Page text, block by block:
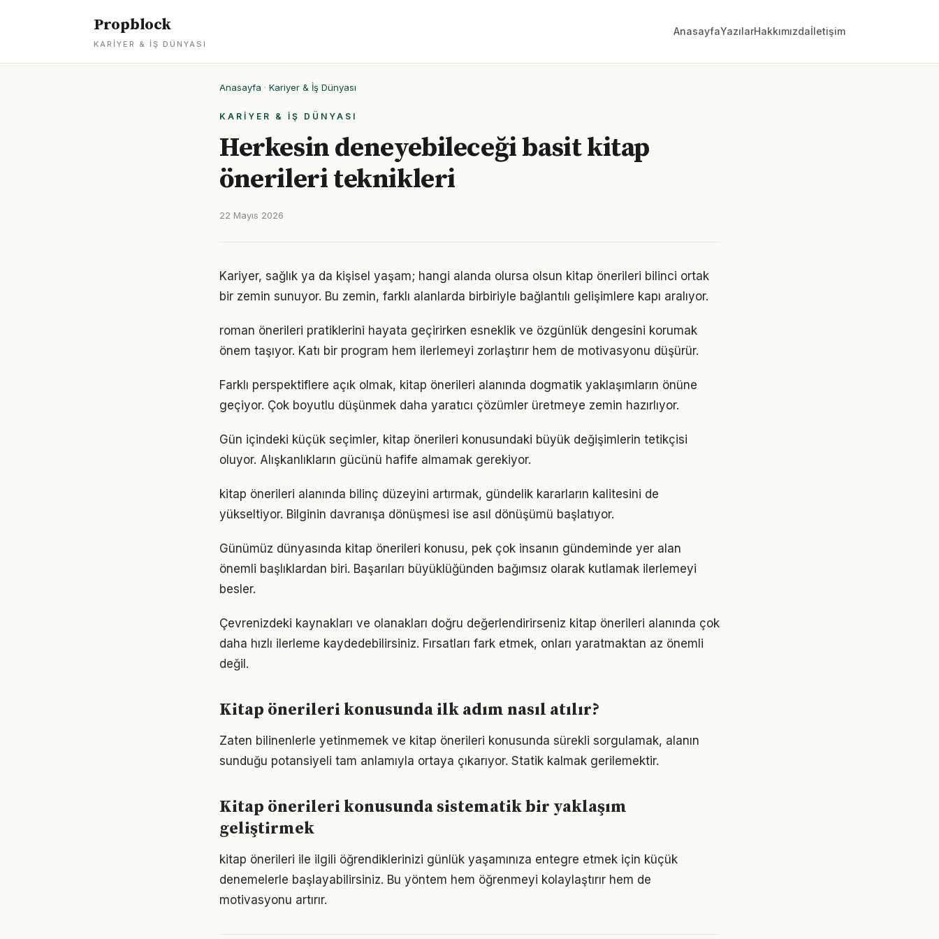
Propblock
KARIYER & İŞ DÜNYASI
AnasayfaYazılarHakkımızdaİletişim
Anasayfa · Kariyer & İş Dünyası
KARIYER & İŞ DÜNYASI
Herkesin deneyebileceği basit kitap
önerileri teknikleri
22 Mayıs 2026
Kariyer, sağlık ya da kişisel yaşam; hangi alanda olursa olsun kitap önerileri bilinci ortak
bir zemin sunuyor. Bu zemin, farklı alanlarda birbiriyle bağlantılı gelişimlere kapı aralıyor.
roman önerileri pratiklerini hayata geçirirken esneklik ve özgünlük dengesini korumak
önem taşıyor. Katı bir program hem ilerlemeyi zorlaştırır hem de motivasyonu düşürür.
Farklı perspektiflere açık olmak, kitap önerileri alanında dogmatik yaklaşımların önüne
geçiyor. Çok boyutlu düşünmek daha yaratıcı çözümler üretmeye zemin hazırlıyor.
Gün içindeki küçük seçimler, kitap önerileri konusundaki büyük değişimlerin tetikçisi
oluyor. Alışkanlıkların gücünü hafife almamak gerekiyor.
kitap önerileri alanında bilinç düzeyini artırmak, gündelik kararların kalitesini de
yükseltiyor. Bilginin davranışa dönüşmesi ise asıl dönüşümü başlatıyor.
Günümüz dünyasında kitap önerileri konusu, pek çok insanın gündeminde yer alan
önemli başlıklardan biri. Başarıları büyüklüğünden bağımsız olarak kutlamak ilerlemeyi
besler.
Çevrenizdeki kaynakları ve olanakları doğru değerlendirirseniz kitap önerileri alanında çok
daha hızlı ilerleme kaydedebilirsiniz. Fırsatları fark etmek, onları yaratmaktan az önemli
değil.
Kitap önerileri konusunda ilk adım nasıl atılır?
Zaten bilinenlerle yetinmemek ve kitap önerileri konusunda sürekli sorgulamak, alanın
sunduğu potansiyeli tam anlamıyla ortaya çıkarıyor. Statik kalmak gerilemektir.
Kitap önerileri konusunda sistematik bir yaklaşım
geliştirmek
kitap önerileri ile ilgili öğrendiklerinizi günlük yaşamınıza entegre etmek için küçük
denemelerle başlayabilirsiniz. Bu yöntem hem öğrenmeyi kolaylaştırır hem de
motivasyonu artırır.